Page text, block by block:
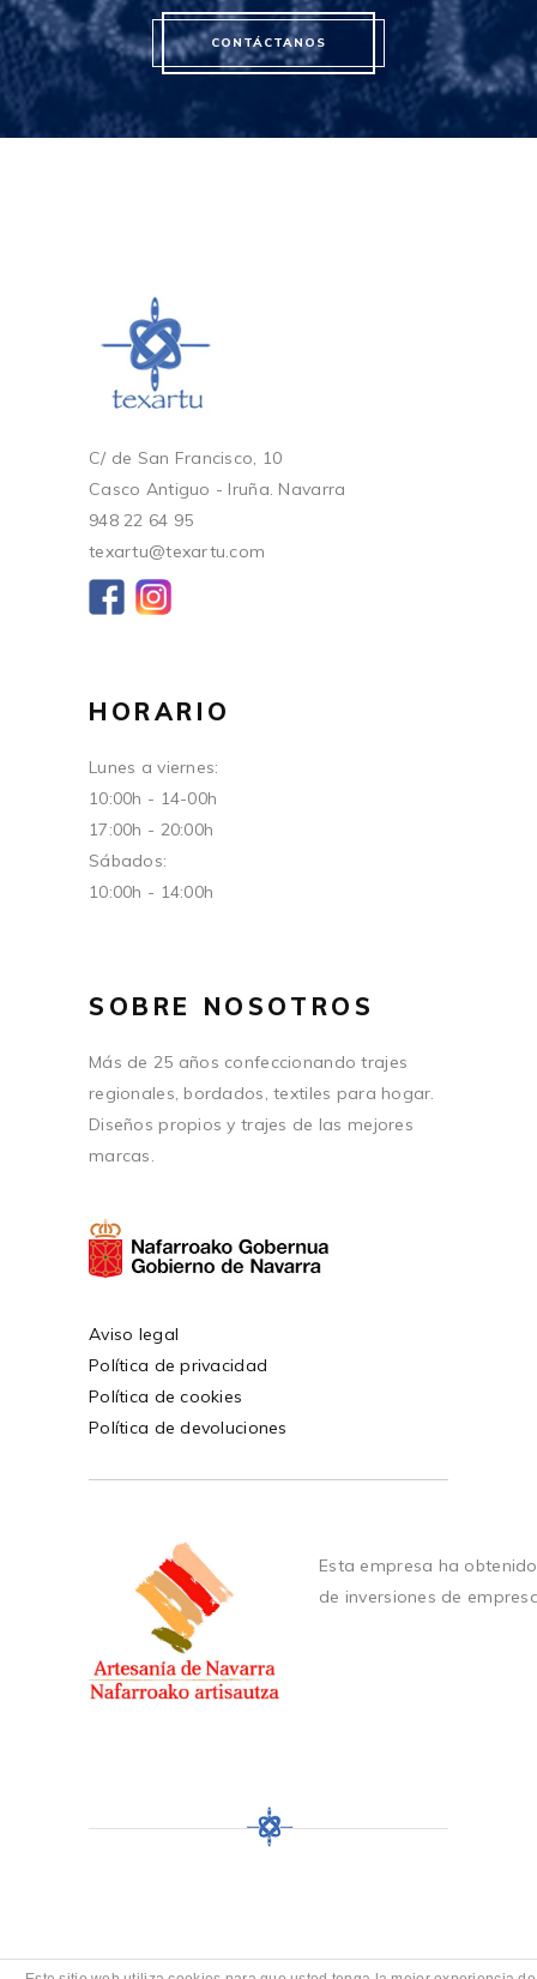
CONTÁCTANOS
C/ de San Francisco, 10
Casco Antiguo - Iruña. Navarra
948 22 64 95
texartu@texartu.com
HORARIO
Lunes a viernes:
10:00h - 14-00h
17:00h - 20:00h
Sábados:
10:00h - 14:00h
SOBRE NOSOTROS
Más de 25 años confeccionando trajes
regionales, bordados, textiles para hogar.
Diseños propios y trajes de las mejores
marcas.
Aviso legal
Política de privacidad
Política de cookies
Política de devoluciones
Esta empresa ha
de inversiones de